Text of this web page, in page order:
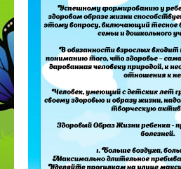
КОРРЕКЦИОННОЕ И
ОБРАЗОВАНИЕ
Приём в 1 класс
Дополнительное
ВСОКО
Организация питания в СП